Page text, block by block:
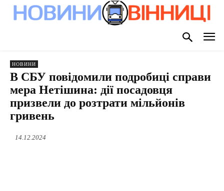
НОВИНИ
В СБУ повідомили подробиці справи
мера Нетішина: дії посадовця
призвели до розтрати мільйонів
гривень
14.12.2024